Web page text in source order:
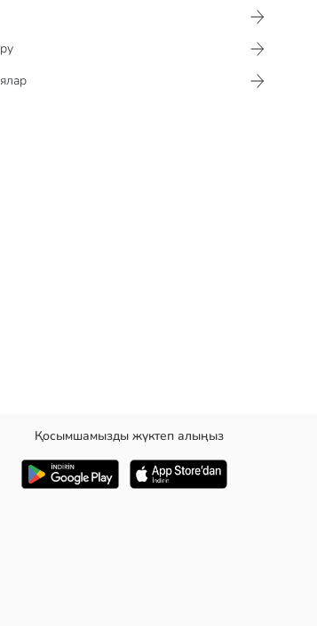
Қосымшамызды жүктеп алыңыз